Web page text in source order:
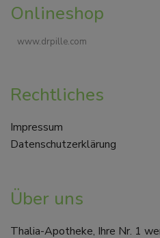
Onlineshop
www.drpille.com
Rechtliches
Impressum
Datenschutzerklärung
Über uns
Thalia-Apotheke, Ihre Nr. 1